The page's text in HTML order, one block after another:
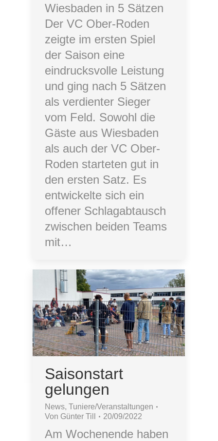
Wiesbaden in 5 Sätzen
Der VC Ober-Roden
zeigte im ersten Spiel
der Saison eine
eindrucksvolle Leistung
und ging nach 5 Sätzen
als verdienter Sieger
vom Feld. Sowohl die
Gäste aus Wiesbaden
als auch der VC Ober-
Roden starteten gut in
den ersten Satz. Es
entwickelte sich ein
offener Schlagabtausch
zwischen beiden Teams
mit…
Saisonstart
gelungen
News, Tuniere/Veranstaltungen
Von Günter Till 20/09/2022
Am Wochenende haben